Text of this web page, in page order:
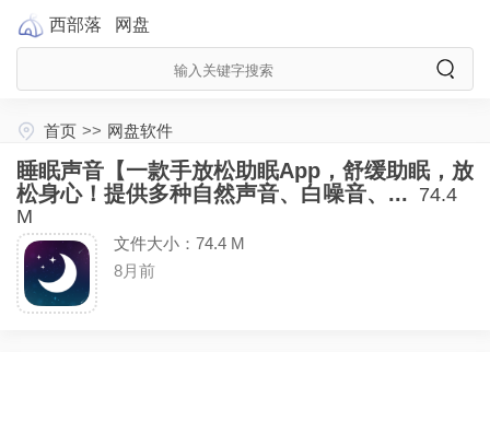
西部落 网盘
首页 >> 网盘软件
睡眠声音【一款手放松助眠App，舒缓助眠，放
松身心！提供多种自然声音、白噪音、... 74.4
M
文件大小：74.4 M
8月前